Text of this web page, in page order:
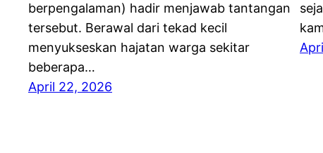
berpengalaman) hadir menjawab tantangan
tersebut. Berawal dari tekad kecil
menyukseskan hajatan warga sekitar
beberapa…
April 22, 2026